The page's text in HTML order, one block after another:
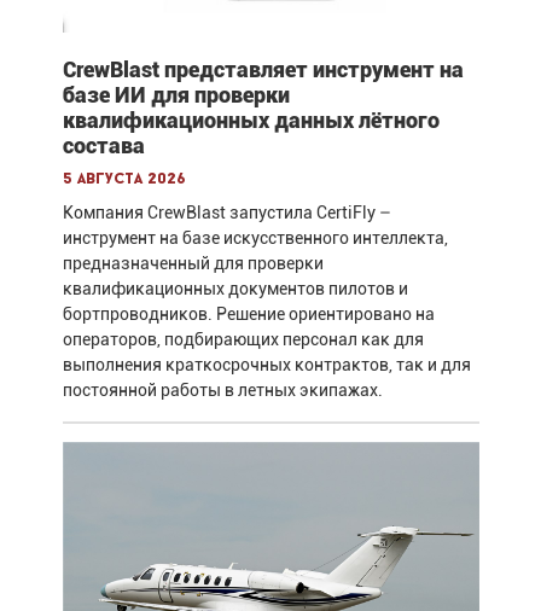
CrewBlast представляет инструмент на
базе ИИ для проверки
квалификационных данных лётного
состава
5 августа 2026
Компания CrewBlast запустила CertiFly –
инструмент на базе искусственного интеллекта,
предназначенный для проверки
квалификационных документов пилотов и
бортпроводников. Решение ориентировано на
операторов, подбирающих персонал как для
выполнения краткосрочных контрактов, так и для
постоянной работы в летных экипажах.